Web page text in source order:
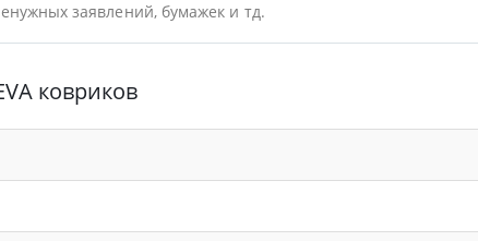
заявлений, бумажек и тд.
ковриков